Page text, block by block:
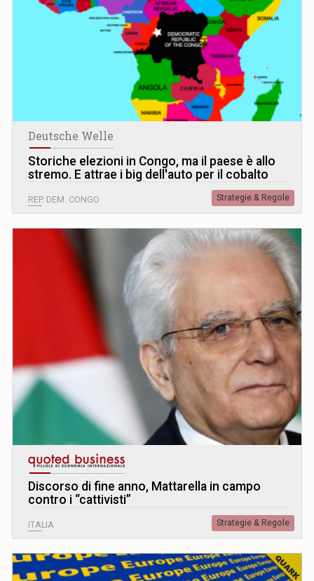
Deutsche Welle
Storiche elezioni in Congo, ma il paese è allo
stremo. E attrae i big dell'auto per il cobalto
REP. DEM. CONGO Strategie & Regole
Discorso di fine anno, Mattarella in campo
contro i “cattivisti”
ITALIA Strategie & Regole